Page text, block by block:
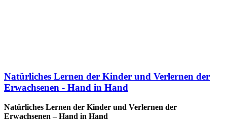
Natürliches Lernen der Kinder und Verlernen der
Erwachsenen - Hand in Hand
Natürliches Lernen der Kinder und Verlernen der
Erwachsenen – Hand in Hand